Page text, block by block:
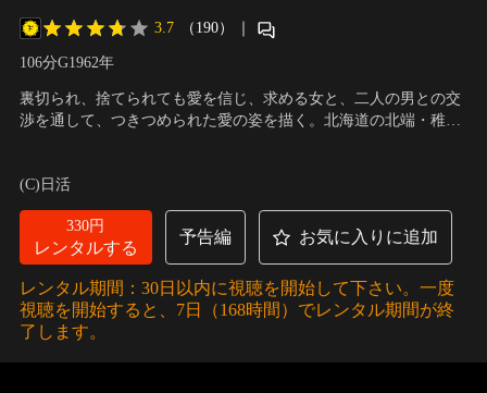
3.7 （190） ｜
106分G1962年
裏切られ、捨てられても愛を信じ、求める女と、二人の男との交
渉を通して、つきつめられた愛の姿を描く。北海道の北端・稚内
る。秋本・みふね・ジョーの3人は運命の糸に結ばれ、やがてみ
ふねの故郷・稚内で巡り会うことになるが……。
惟繕
(C)日活
330円
レンタルする
予告編 お気に入りに追加
レンタル期間：30日以内に視聴を開始して下さい。一度
視聴を開始すると、7日（168時間）でレンタル期間が終
了します。